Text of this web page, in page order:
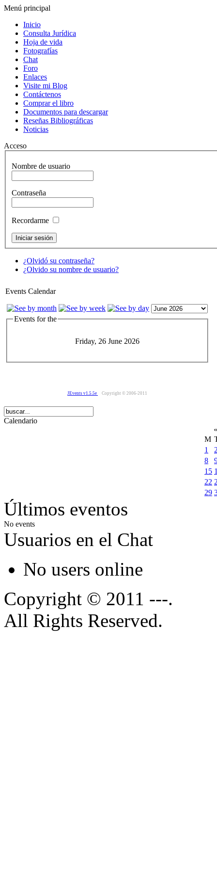
Menú principal
Inicio
Consulta Jurídica
Hoja de vida
Fotografías
Chat
Foro
Enlaces
Visite mi Blog
Contáctenos
Comprar el libro
Documentos para descargar
Reseñas Bibliográficas
Noticias
Acceso
Nombre de usuario
Contraseña
Recordarme
¿Olvidó su contraseña?
¿Olvido su nombre de usuario?
Events Calendar
Events for the
Friday, 26 June 2026
JEvents v1.5.5e Copyright © 2006-2011
Calendario
«
M
1
8
15
22
29
Últimos eventos
No events
Usuarios en el Chat
No users online
Copyright © 2011 ---.
All Rights Reserved.